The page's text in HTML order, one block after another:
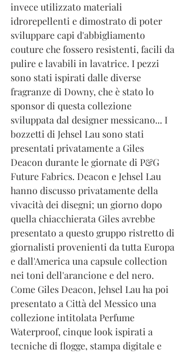
invece utilizzato materiali
idrorepellenti e dimostrato di poter
sviluppare capi d'abbigliamento
couture che fossero resistenti, facili da
pulire e lavabili in lavatrice. I pezzi
sono stati ispirati dalle diverse
fragranze di Downy, che è stato lo
sponsor di questa collezione
sviluppata dal designer messicano... I
bozzetti di Jehsel Lau sono stati
presentati privatamente a Giles
Deacon durante le giornate di P&G
Future Fabrics. Deacon e Jehsel Lau
hanno discusso privatamente della
vivacità dei disegni; un giorno dopo
quella chiacchierata Giles avrebbe
presentato a questo gruppo ristretto di
giornalisti provenienti da tutta Europa
e dall'America una capsule collection
nei toni dell'arancione e del nero.
Come Giles Deacon, Jehsel Lau ha poi
presentato a Città del Messico una
collezione intitolata Perfume
Waterproof, cinque look ispirati a
tecniche di flogge, stampa digitale e